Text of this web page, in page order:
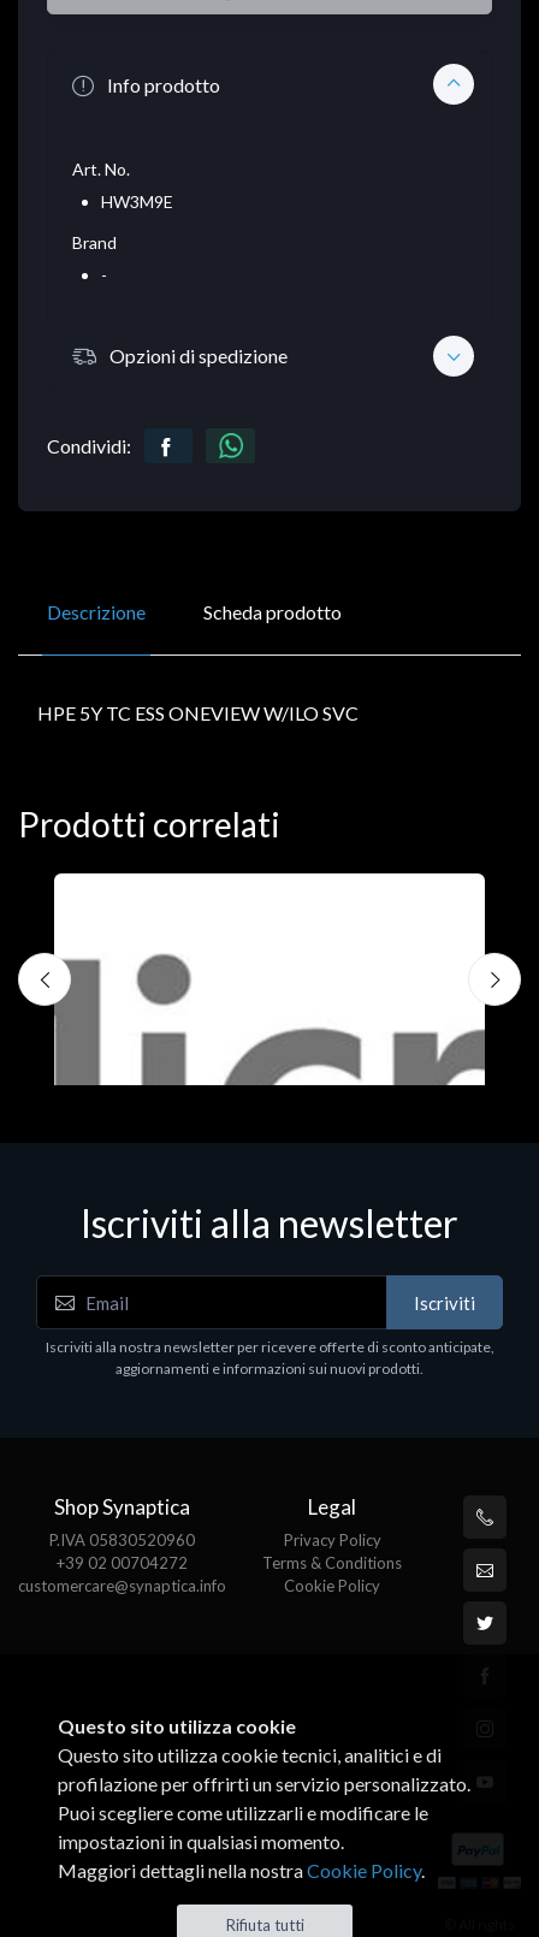
Info prodotto
Art. No.
HW3M9E
Brand
-
Opzioni di spedizione
Condividi:
Descrizione Scheda prodotto
HPE 5Y TC ESS ONEVIEW W/ILO SVC
Prodotti correlati
Software - Office Productivity
MS OFFICE H&S 2021 ESD
Iscriviti alla newsletter
Iscriviti
Iscriviti alla nostra newsletter per ricevere offerte di sconto anticipate,
aggiornamenti e informazioni sui nuovi prodotti.
Shop Synaptica
P.IVA 05830520960
+39 02 00704272
customercare@synaptica.info
Legal
Privacy Policy
Terms & Conditions
Cookie Policy
Questo sito utilizza cookie
Questo sito utilizza cookie tecnici, analitici e di
profilazione per offrirti un servizio personalizzato.
Puoi scegliere come utilizzarli e modificare le
impostazioni in qualsiasi momento.
Maggiori dettagli nella nostraCookie Policy.
Rifiuta tutti